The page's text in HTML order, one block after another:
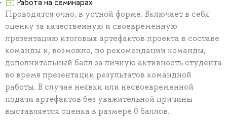
Проводится очно, в устной форме. Включает в себя
оценку за качественную и своевременную
презентацию итоговых артефактов проекта в составе
команды и, возможно, по рекомендации команды,
дополнительный балл за личную активность студента
во время презентации результатов командной
работы. В случае неявки или несвоевременной
подачи артефактов без уважительной причины
выставляется оценка в размере 0 баллов.